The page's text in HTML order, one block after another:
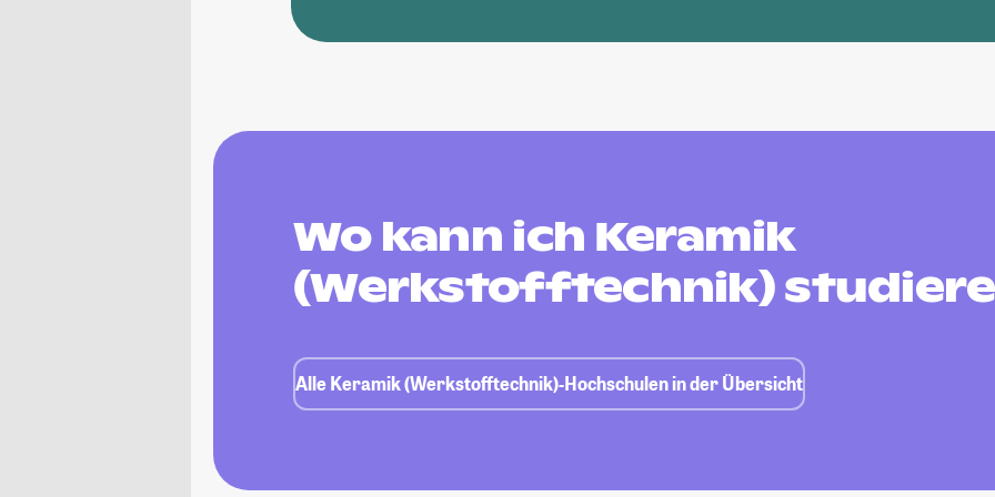
Wo kann ich Keramik
(Werkstofftechnik)
Alle Keramik (Werkstofftechnik)-Hochschulen in der Übersicht